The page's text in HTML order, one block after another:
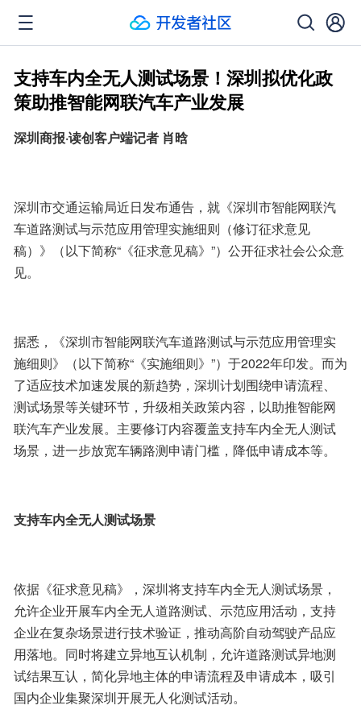
支持车内全无人测试场景！深圳拟优化政
策助推智能网联汽车产业发展
深圳商报·读创客户端记者 肖晗
深圳市交通运输局近日发布通告，就《深圳市智能网联汽
车道路测试与示范应用管理实施细则（修订征求意见
稿）》（以下简称“《征求意见稿》”）公开征求社会公众意
见。
据悉，《深圳市智能网联汽车道路测试与示范应用管理实
施细则》（以下简称“《实施细则》”）于2022年印发。而为
了适应技术加速发展的新趋势，深圳计划围绕申请流程、
测试场景等关键环节，升级相关政策内容，以助推智能网
联汽车产业发展。主要修订内容覆盖支持车内全无人测试
场景，进一步放宽车辆路测申请门槛，降低申请成本等。
支持车内全无人测试场景
依据《征求意见稿》，深圳将支持车内全无人测试场景，
允许企业开展车内全无人道路测试、示范应用活动，支持
企业在复杂场景进行技术验证，推动高阶自动驾驶产品应
用落地。同时将建立异地互认机制，允许道路测试异地测
试结果互认，简化异地主体的申请流程及申请成本，吸引
国内企业集聚深圳开展无人化测试活动。